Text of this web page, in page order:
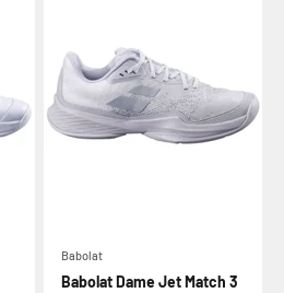
Babolat
Babolat Dame Jet Match 3
"Pure Drive"
kombination af kontrol